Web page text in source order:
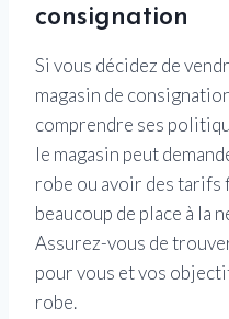
consignation
Si vous décidez de
magasin de
comprendre ses
le magasin peut
robe ou avoir des tarifs
beaucoup de place à la
Assurez-vous de
pour vous et vos
robe.